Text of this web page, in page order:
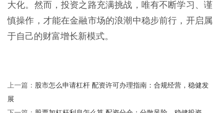
大化。然而，投资之路充满挑战，唯有不断学习、谨
慎操作，才能在金融市场的浪潮中稳步前行，开启属
于自己的财富增长新模式。
上一篇： 股市怎么申请杠杆 配资许可办理指南：合规经营，稳健发
展